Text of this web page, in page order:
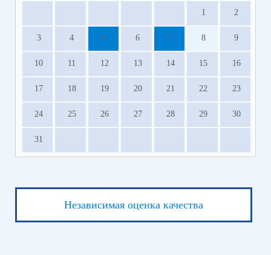
1 2
3 4 5 6 7 8 9
10 11 12 13 14 15 16
17 18 19 20 21 22 23
24 25 26 27 28 29 30
31
Независимая оценка качества